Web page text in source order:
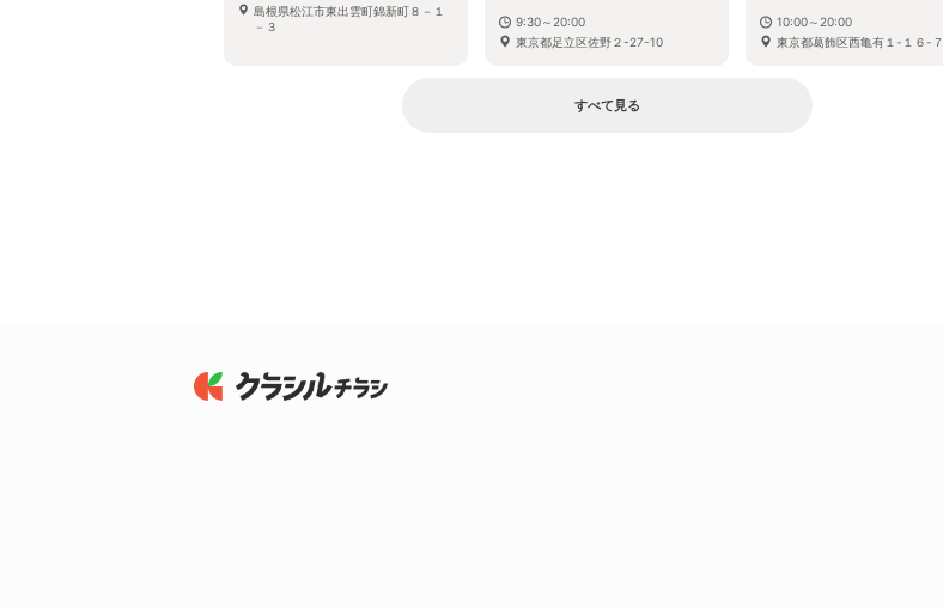
島根県松江市東出雲町錦新町８－１
－３
9:30～20:00
東京都足立区佐野２-27-10
10:00～20:00
東京都葛飾区西亀有１-１６-７
すべて見る